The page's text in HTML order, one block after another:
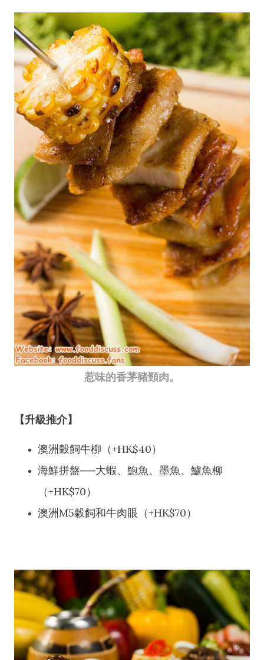
惹味的香茅豬頸肉。
【升級推介】
澳洲穀飼牛柳（+HK$40）
海鮮拼盤──大蝦、鮑魚、墨魚、鱸魚柳
（+HK$70）
澳洲M5穀飼和牛肉眼（+HK$70）